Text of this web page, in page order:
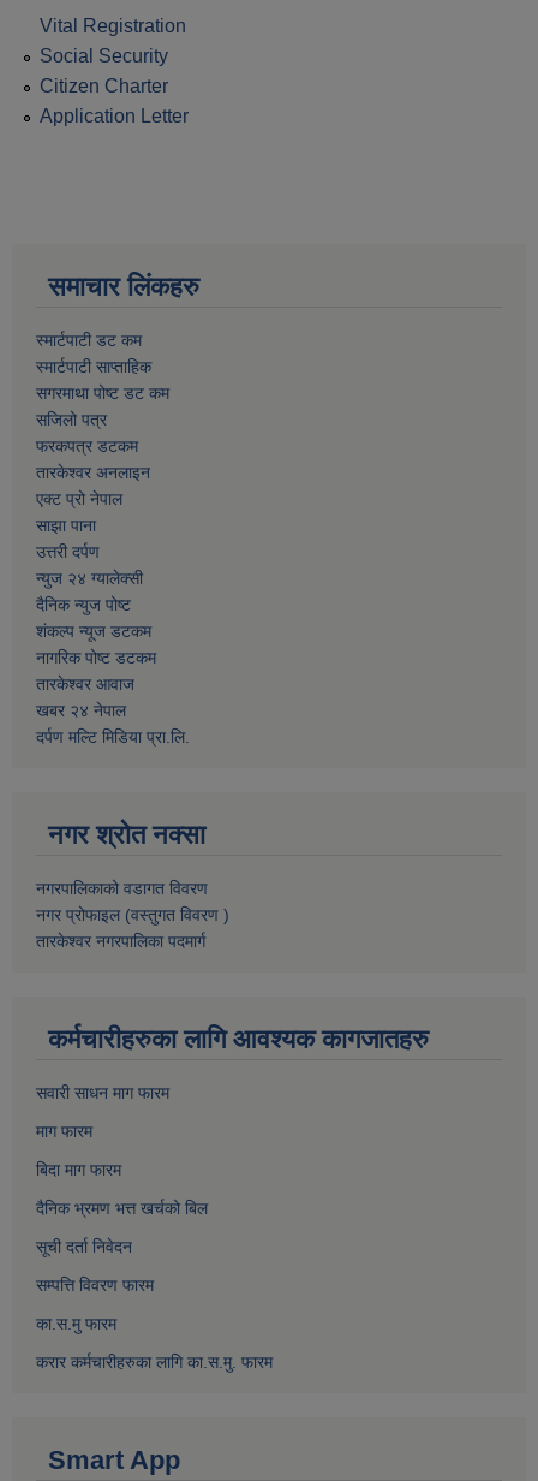
Vital Registration
Social Security
Citizen Charter
Application Letter
समाचार लिंकहरु
स्मार्टपाटी डट कम
स्मार्टपाटी साप्ताहिक
सगरमाथा पोष्ट डट कम
सजिलो पत्र
फरकपत्र डटकम
तारकेश्वर अनलाइन
एक्ट प्रो नेपाल
साझा पाना
उत्तरी दर्पण
न्युज २४ ग्यालेक्सी
दैनिक न्युज पोष्ट
शंकल्प न्यूज डटकम
नागरिक पोष्ट डटकम
तारकेश्वर आवाज
खबर २४ नेपाल
दर्पण मल्टि मिडिया प्रा.लि.
नगर श्रोत नक्सा
नगरपालिकाको वडागत विवरण
नगर प्रोफाइल (वस्तुगत विवरण )
तारकेश्वर नगरपालिका पदमार्ग
कर्मचारीहरुका लागि आवश्यक कागजातहरु
सवारी साधन माग फारम
माग फारम
बिदा माग फारम
दैनिक भ्रमण भत्त खर्चको बिल
सूची दर्ता निवेदन
सम्पत्ति विवरण फारम
का.स.मु फारम
करार कर्मचारीहरुका लागि का.स.मु. फारम
Smart App